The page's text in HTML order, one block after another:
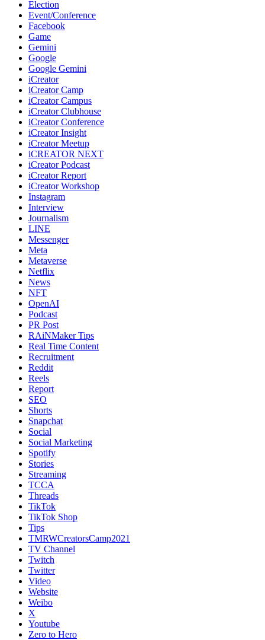
Election
Event/Conference
Facebook
Game
Gemini
Google
Google Gemini
iCreator
iCreator Camp
iCreator Campus
iCreator Clubhouse
iCreator Conference
iCreator Insight
iCreator Meetup
iCREATOR NEXT
iCreator Podcast
iCreator Report
iCreator Workshop
Instagram
Interview
Journalism
LINE
Messenger
Meta
Metaverse
Netflix
News
NFT
OpenAI
Podcast
PR Post
RAiNMaker Tips
Real Time Content
Recruitment
Reddit
Reels
Report
SEO
Shorts
Snapchat
Social
Social Marketing
Spotify
Stories
Streaming
TCCA
Threads
TikTok
TikTok Shop
Tips
TMRWCreatorsCamp2021
TV Channel
Twitch
Twitter
Video
Website
Weibo
X
Youtube
Zero to Hero